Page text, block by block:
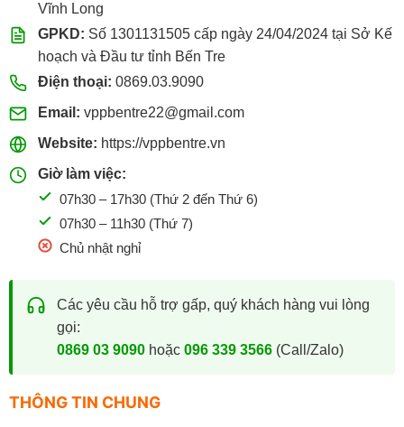
Vĩnh Long
GPKD: Số 1301131505 cấp ngày 24/04/2024 tại Sở Kế
hoạch và Đầu tư tỉnh Bến Tre
Điện thoại: 0869.03.9090
Email: vppbentre22@gmail.com
Website: https://vppbentre.vn
Giờ làm việc:
07h30 – 17h30 (Thứ 2 đến Thứ 6)
07h30 – 11h30 (Thứ 7)
Chủ nhật nghỉ
Các yêu cầu hỗ trợ gấp, quý khách hàng vui lòng
gọi:
0869 03 9090hoặc 096 339 3566(Call/Zalo)
THÔNG TIN CHUNG